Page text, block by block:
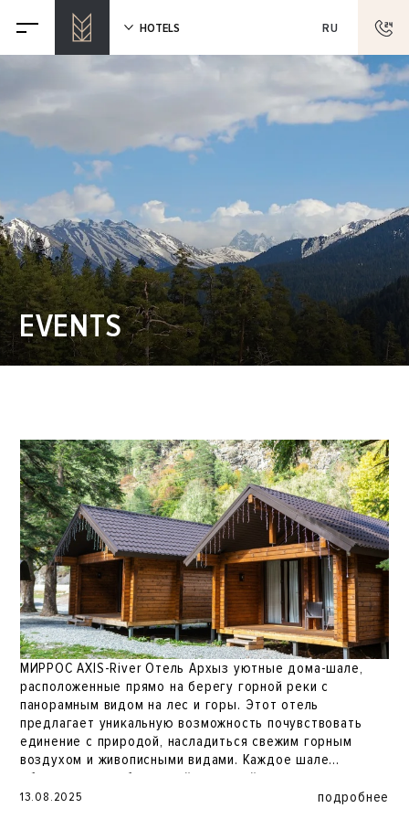
HOTELS RU
EVENTS
13.08.2025 подробнее
МИРРОС AXIS-River Отель Архыз уютные дома-шале,
расположенные прямо на берегу горной реки с
панорамным видом на лес и горы. ️Этот отель
предлагает уникальную возможность почувствовать
единение с природой, насладиться свежим горным
воздухом и живописными видами. Каждое шале
оборудовано собственной террасой для максимального
комфорта отдыхающих. Дома построены из